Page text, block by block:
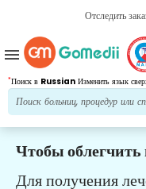
Отследить
*Поиск в Russian Изменить язык
menu
Чтобы облегчить
Для получения